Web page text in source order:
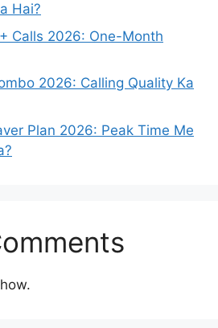
Hai?
Calls 2026: One-Month
2026: Calling Quality Ka
Plan 2026: Peak Time Me